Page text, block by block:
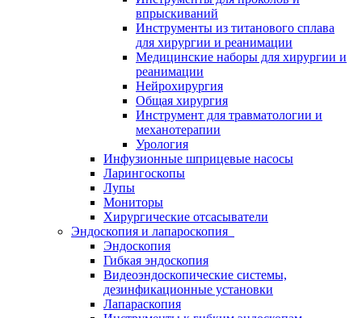
впрыскиваний
Инструменты из титанового сплава
для хирургии и реанимации
Медицинские наборы для хирургии и
реанимации
Нейрохирургия
Общая хирургия
Инструмент для травматологии и
механотерапии
Урология
Инфузионные шприцевые насосы
Ларингоскопы
Лупы
Мониторы
Хирургические отсасыватели
Эндоскопия и лапароскопия
Эндоскопия
Гибкая эндоскопия
Видеоэндоскопические системы,
дезинфикационные установки
Лапараскопия